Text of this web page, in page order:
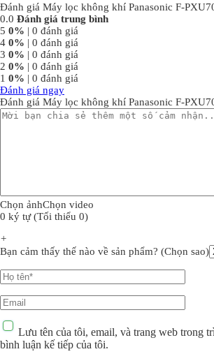
Đánh giá Máy lọc không khí Panasonic F-
0.0 Đánh giá trung bình
5 0% | 0 đánh giá
4 0% | 0 đánh giá
3 0% | 0 đánh giá
2 0% | 0 đánh giá
1 0% | 0 đánh giá
Đánh giá ngay
Đánh giá Máy lọc không khí Panasonic F-
Chọn ảnhChọn video
0 ký tự (Tối thiểu 0)
+
Bạn cảm thấy thế nào về sản phẩm? (Chọn sao)
Lưu tên của tôi, email, và trang web trong
bình luận kế tiếp của tôi.